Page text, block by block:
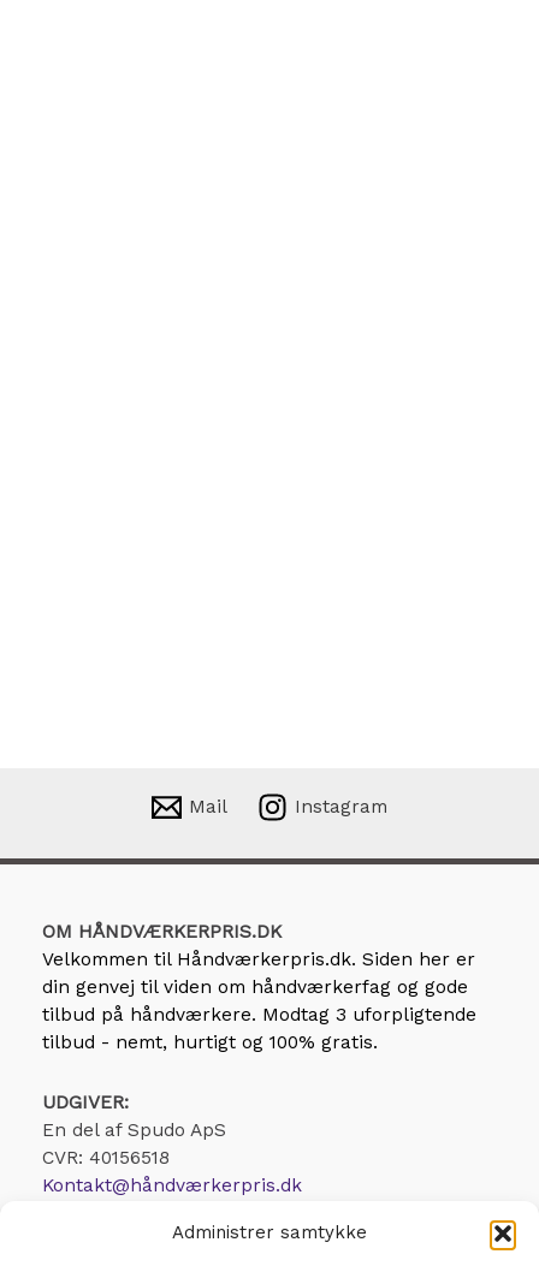
Administrer samtykke
Mail Instagram
OM HÅNDVÆRKERPRIS.DK
Velkommen til Håndværkerpris.dk. Siden her er
din genvej til viden om håndværkerfag og gode
tilbud på håndværkere. Modtag 3 uforpligtende
tilbud - nemt, hurtigt og 100% gratis.
UDGIVER:
En del af Spudo ApS
CVR: 40156518
Kontakt@håndværkerpris.dk